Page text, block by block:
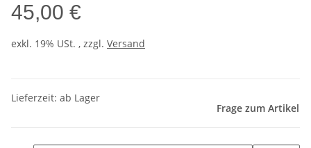
45,00 €
exkl. 19% USt. , zzgl. Versand
Lieferzeit: ab Lager
Frage zum Artikel